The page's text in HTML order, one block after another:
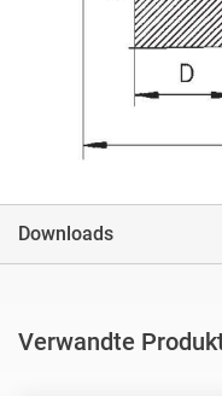
Downloads
Verwandte